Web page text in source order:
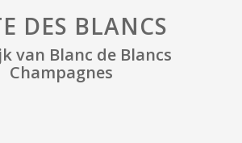
DES BLANCS
van Blanc de Blancs
Champagnes